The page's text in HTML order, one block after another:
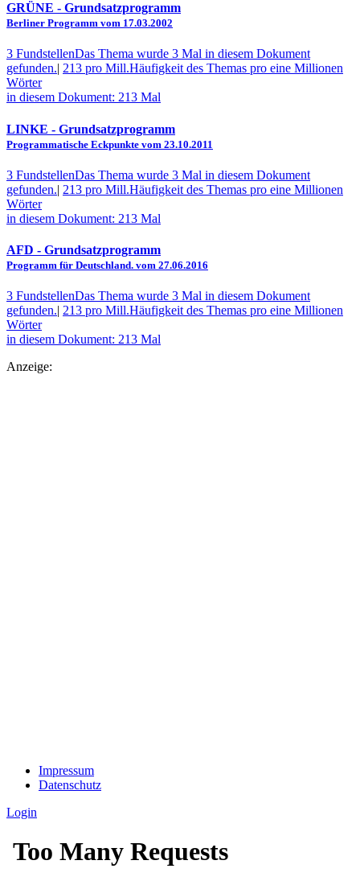
GRÜNE - Grundsatzprogramm
Berliner Programm vom 17.03.2002
3 FundstellenDas Thema wurde 3 Mal in diesem Dokument
gefunden.| 213 pro Mill.Häufigkeit des Themas pro eine Millionen
Wörter
in diesem Dokument: 213 Mal
LINKE - Grundsatzprogramm
Programmatische Eckpunkte vom 23.10.2011
3 FundstellenDas Thema wurde 3 Mal in diesem Dokument
gefunden.| 213 pro Mill.Häufigkeit des Themas pro eine Millionen
Wörter
in diesem Dokument: 213 Mal
AFD - Grundsatzprogramm
Programm für Deutschland. vom 27.06.2016
3 FundstellenDas Thema wurde 3 Mal in diesem Dokument
gefunden.| 213 pro Mill.Häufigkeit des Themas pro eine Millionen
Wörter
in diesem Dokument: 213 Mal
Anzeige:
Impressum
Datenschutz
Login